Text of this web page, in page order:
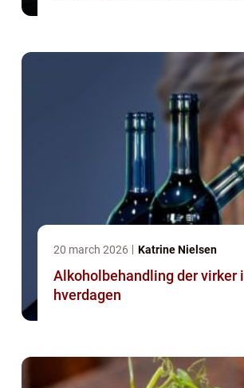
20 march 2026 Katrine Nielsen
Alkoholbehandling der virker i
hverdagen